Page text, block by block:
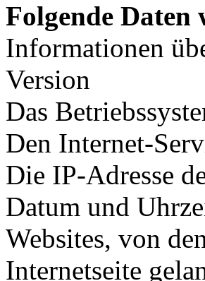
Folgende Daten
Informationen
Version
Das
Den Internet-
Die IP-Adresse
Datum und
Websites, von
Internetseite